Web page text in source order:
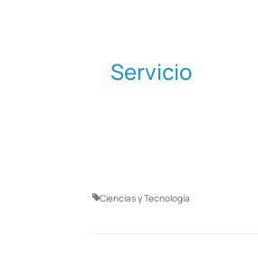
Servicio
Ciencias y Tecnología